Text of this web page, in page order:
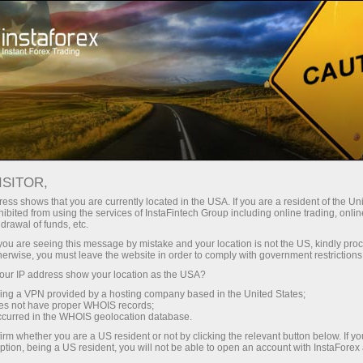
InstaForex билан сиз ҳақиқатан
эга бўласиз: 1:5000 гача кредит
елкаси, бозордаги энг яхши
спред ва комиссиялардан бири,
шунингдек акциялар ва
индекслар билан савдо қилиш
учун қулай шартлар.
Кичик
Ҳар бир депозит учун
30% бонус
Савдода
ва трассада тезлик
shows that you are currently located in the USA. If you are a resident of the
from using the services of InstaFintech Group including online trading,
of funds, etc.
are seeing this message by mistake and your location is not the US, kindly
you must leave the website in order to comply with government
IP address show your location as the USA?
a VPN provided by a hosting company based in the United States;
not have proper WHOIS records;
in the WHOIS geolocation database.
whether you are a US resident or not by clicking the relevant button below. If
being a US resident, you will not be able to open an account with InstaForex